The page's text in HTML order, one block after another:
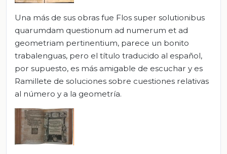
Una más de sus obras fue Flos super solutionibus
quarumdam questionum ad numerum et ad
geometriam pertinentium, parece un bonito
trabalenguas, pero el título traducido al español,
por supuesto, es más amigable de escuchar y es
Ramillete de soluciones sobre cuestiones relativas
al número y a la geometría.